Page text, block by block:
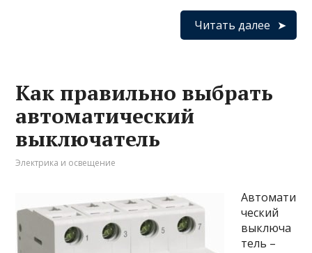
Читать далее
Как правильно выбрать
автоматический
выключатель
Электрика и освещение
Автомати
ческий
выключа
тель –